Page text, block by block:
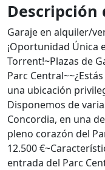
Descripción
Garaje en alquiler/
¡Oportunidad Única
Torrent!~Plazas de
Parc
una ubicación
Disponemos de
Concordia, en una
pleno corazón del
12.500
entrada del Parc